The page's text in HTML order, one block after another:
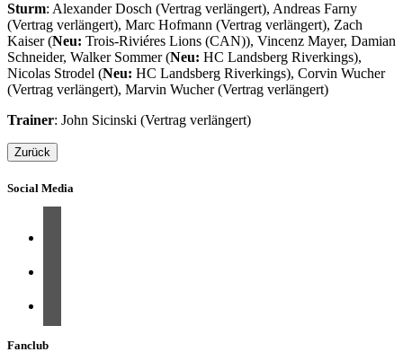
Sturm: Alexander Dosch (Vertrag verlängert), Andreas Farny
(Vertrag verlängert), Marc Hofmann (Vertrag verlängert), Zach
Kaiser (Neu: Trois-Riviéres Lions (CAN)), Vincenz Mayer, Damian
Schneider, Walker Sommer (Neu: HC Landsberg Riverkings),
Nicolas Strodel (Neu: HC Landsberg Riverkings), Corvin Wucher
(Vertrag verlängert), Marvin Wucher (Vertrag verlängert)
Trainer: John Sicinski (Vertrag verlängert)
Zurück
Social Media
Fanclub